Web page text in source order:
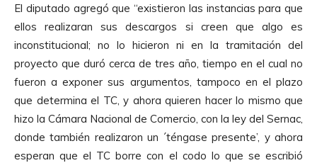
r
d
e
A
u
d
i
o
El diputado agregó que “existieron las instancias para que
ellos realizaran sus descargos si creen que algo es
inconstitucional; no lo hicieron ni en la tramitación del
proyecto que duró cerca de tres año, tiempo en el cual no
fueron a exponer sus argumentos, tampoco en el plazo
que determina el TC, y ahora quieren hacer lo mismo que
hizo la Cámara Nacional de Comercio, con la ley del Sernac,
donde también realizaron un ´téngase presente’, y ahora
esperan que el TC borre con el codo lo que se escribió